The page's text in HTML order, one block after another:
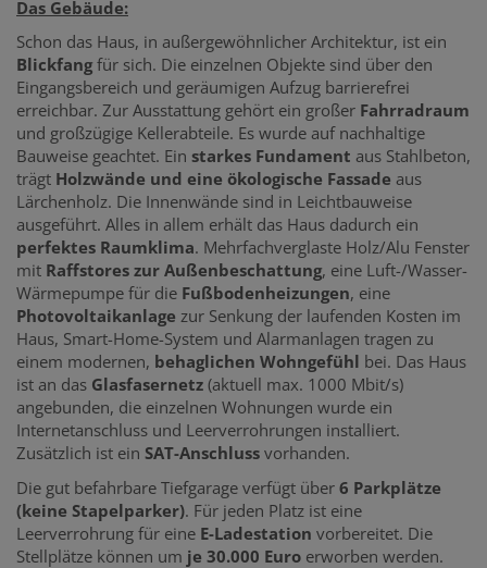
Das Gebäude:
Schon das Haus, in außergewöhnlicher Architektur, ist ein
Blickfang für sich. Die einzelnen Objekte sind über den
Eingangsbereich und geräumigen Aufzug barrierefrei
erreichbar. Zur Ausstattung gehört ein großer Fahrradraum
und großzügige Kellerabteile. Es wurde auf nachhaltige
Bauweise geachtet. Ein starkes Fundament aus Stahlbeton,
trägt Holzwände und eine ökologische Fassade aus
Lärchenholz. Die Innenwände sind in Leichtbauweise
ausgeführt. Alles in allem erhält das Haus dadurch ein
perfektes Raumklima. Mehrfachverglaste Holz/Alu Fenster
mit Raffstores zur Außenbeschattung, eine Luft-/Wasser-
Wärmepumpe für die Fußbodenheizungen, eine
Photovoltaikanlage zur Senkung der laufenden Kosten im
Haus, Smart-Home-System und Alarmanlagen tragen zu
einem modernen, behaglichen Wohngefühl bei. Das Haus
ist an das Glasfasernetz (aktuell max. 1000 Mbit/s)
angebunden, die einzelnen Wohnungen wurde ein
Internetanschluss und Leerverrohrungen installiert.
Zusätzlich ist ein SAT-Anschluss vorhanden.
Die gut befahrbare Tiefgarage verfügt über 6 Parkplätze
(keine Stapelparker). Für jeden Platz ist eine
Leerverrohrung für eine E-Ladestation vorbereitet. Die
Stellplätze können um je 30.000 Euro erworben werden.